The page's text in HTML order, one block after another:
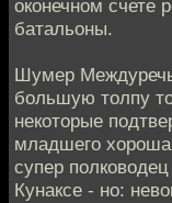
оконечном
батальоны.
Шумер
большую толпу
некоторые
младшего хороша
супер
Кунаксе - но: